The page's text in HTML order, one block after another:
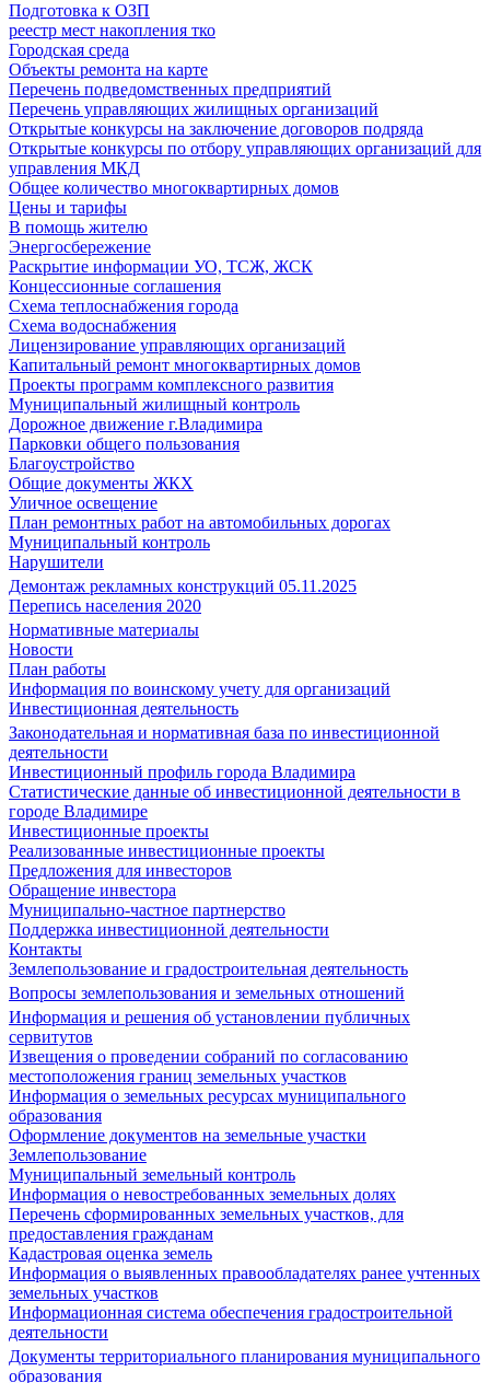
Подготовка к ОЗП
реестр мест накопления тко
Городская среда
Объекты ремонта на карте
Перечень подведомственных предприятий
Перечень управляющих жилищных организаций
Открытые конкурсы на заключение договоров подряда
Открытые конкурсы по отбору управляющих организаций для
управления МКД
Общее количество многоквартирных домов
Цены и тарифы
В помощь жителю
Энергосбережение
Раскрытие информации УО, ТСЖ, ЖСК
Концессионные соглашения
Схема теплоснабжения города
Схема водоснабжения
Лицензирование управляющих организаций
Капитальный ремонт многоквартирных домов
Проекты программ комплексного развития
Муниципальный жилищный контроль
Дорожное движение г.Владимира
Парковки общего пользования
Благоустройство
Общие документы ЖКХ
Уличное освещение
План ремонтных работ на автомобильных дорогах
Муниципальный контроль
Нарушители
Демонтаж рекламных конструкций 05.11.2025
Перепись населения 2020
Нормативные материалы
Новости
План работы
Информация по воинскому учету для организаций
Инвестиционная деятельность
Законодательная и нормативная база по инвестиционной
деятельности
Инвестиционный профиль города Владимира
Статистические данные об инвестиционной деятельности в
городе Владимире
Инвестиционные проекты
Реализованные инвестиционные проекты
Предложения для инвесторов
Обращение инвестора
Муниципально-частное партнерство
Поддержка инвестиционной деятельности
Контакты
Землепользование и градостроительная деятельность
Вопросы землепользования и земельных отношений
Информация и решения об установлении публичных
сервитутов
Извещения о проведении собраний по согласованию
местоположения границ земельных участков
Информация о земельных ресурсах муниципального
образования
Оформление документов на земельные участки
Землепользование
Муниципальный земельный контроль
Информация о невостребованных земельных долях
Перечень сформированных земельных участков, для
предоставления гражданам
Кадастровая оценка земель
Информация о выявленных правообладателях ранее учтенных
земельных участков
Информационная система обеспечения градостроительной
деятельности
Документы территориального планирования муниципального
образования